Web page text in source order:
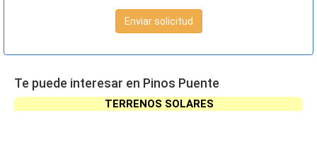
Enviar solicitud
Te puede interesar en Pinos Puente
TERRENOS SOLARES